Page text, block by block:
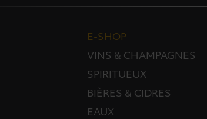
E-SHOP
VINS & CHAMPAGNES
SPIRITUEUX
BIÈRES & CIDRES
EAUX